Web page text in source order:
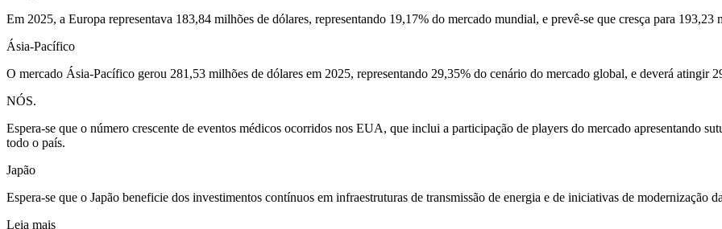
Em 2025, a Europa representava 183,84 milhões de dólares, representando 19,17% do mercado mundial, e prevê-se que cresça para
Ásia-Pacífico
O mercado Ásia-Pacífico gerou 281,53 milhões de dólares em 2025, representando 29,35% do cenário do mercado global, e deverá atingir
NÓS.
Espera-se que o número crescente de eventos médicos ocorridos nos EUA, que inclui a participação de players do mercado apresentando
todo o país.
Japão
Espera-se que o Japão beneficie dos investimentos contínuos em infraestruturas de transmissão de energia e de iniciativas de modernização
Leia mais